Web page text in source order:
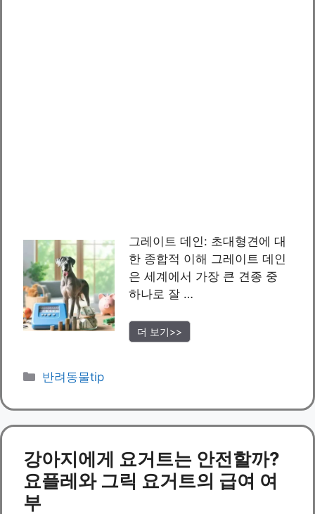
그레이트 데인: 초대형견에 대
한 종합적 이해 그레이트 데인
은 세계에서 가장 큰 견종 중
하나로 잘 …
더 보기>>
카
고
리
반려동물tip
강아지에게 요거트는 안전할까?
요플레와 그릭 요거트의 급여 여
부